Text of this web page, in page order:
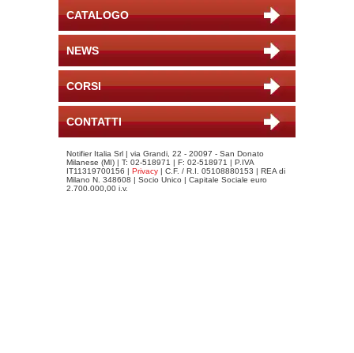
CATALOGO
NEWS
CORSI
CONTATTI
Notifier Italia Srl | via Grandi, 22 - 20097 - San Donato
Milanese (MI) | T: 02-518971 | F: 02-518971 | P.IVA
IT11319700156 | Privacy | C.F. / R.I. 05108880153 | REA di
Milano N. 348608 | Socio Unico | Capitale Sociale euro
2.700.000,00 i.v.